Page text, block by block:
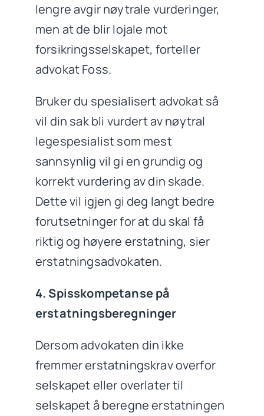
lengre avgir nøytrale vurderinger,
men at de blir lojale mot
forsikringsselskapet, forteller
advokat Foss.
Bruker du spesialisert advokat så
vil din sak bli vurdert av nøytral
legespesialist som mest
sannsynlig vil gi en grundig og
korrekt vurdering av din skade.
Dette vil igjen gi deg langt bedre
forutsetninger for at du skal få
riktig og høyere erstatning, sier
erstatningsadvokaten.
4. Spisskompetanse på
erstatningsberegninger
Dersom advokaten din ikke
fremmer erstatningskrav overfor
selskapet eller overlater til
selskapet å beregne erstatningen